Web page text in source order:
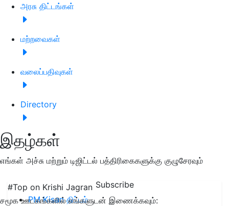
அரசு திட்டங்கள்
மற்றவைகள்
வலைப்பதிவுகள்
Directory
இதழ்கள்
எங்கள் அச்சு மற்றும் டிஜிட்டல் பத்திரிகைகளுக்கு குழுசேரவும்
Subscribe
சமூக ஊடகங்களில் எங்களுடன் இணைக்கவும்:
#Top on Krishi Jagran
PM Kisan திட்டம்